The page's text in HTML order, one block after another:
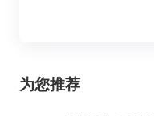
为您推荐